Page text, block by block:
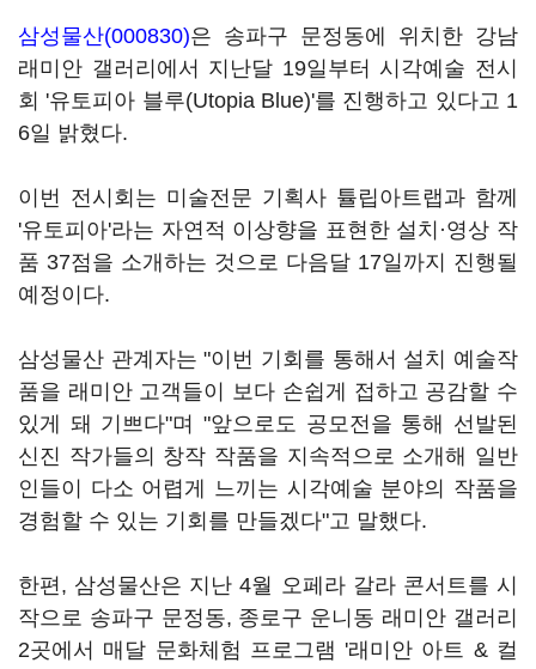
삼성물산(000830)은 송파구 문정동에 위치한 강남
래미안 갤러리에서 지난달 19일부터 시각예술 전시
회 '유토피아 블루(Utopia Blue)'를 진행하고 있다고 1
6일 밝혔다.
이번 전시회는 미술전문 기획사 튤립아트랩과 함께
'유토피아'라는 자연적 이상향을 표현한 설치·영상 작
품 37점을 소개하는 것으로 다음달 17일까지 진행될
예정이다.
삼성물산 관계자는 "이번 기회를 통해서 설치 예술작
품을 래미안 고객들이 보다 손쉽게 접하고 공감할 수
있게 돼 기쁘다"며 "앞으로도 공모전을 통해 선발된
신진 작가들의 창작 작품을 지속적으로 소개해 일반
인들이 다소 어렵게 느끼는 시각예술 분야의 작품을
경험할 수 있는 기회를 만들겠다"고 말했다.
한편, 삼성물산은 지난 4월 오페라 갈라 콘서트를 시
작으로 송파구 문정동, 종로구 운니동 래미안 갤러리
2곳에서 매달 문화체험 프로그램 '래미안 아트 & 컬